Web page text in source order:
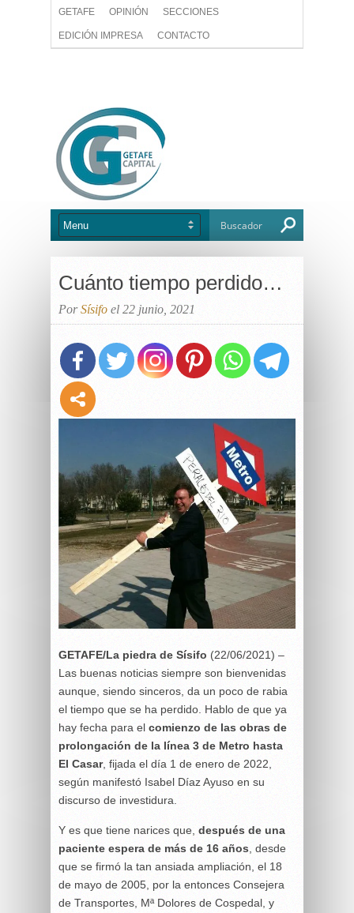
GETAFE OPINIÓN SECCIONES
EDICIÓN IMPRESA CONTACTO
Cuánto tiempo perdido…
PorSísifo el 22 junio, 2021
GETAFE/La piedra de Sísifo (22/06/2021) –
Las buenas noticias siempre son bienvenidas
aunque, siendo sinceros, da un poco de rabia
el tiempo que se ha perdido. Hablo de que ya
hay fecha para el comienzo de las obras de
prolongación de la línea 3 de Metro hasta
El Casar, fijada el día 1 de enero de 2022,
según manifestó Isabel Díaz Ayuso en su
discurso de investidura.
Y es que tiene narices que, después de una
paciente espera de más de 16 años , desde
que se firmó la tan ansiada ampliación, el 18
de mayo de 2005, por la entonces Consejera
de Transportes, Mª Dolores de Cospedal, y